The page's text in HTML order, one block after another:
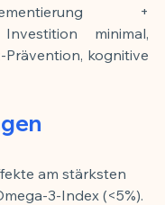
+
minimal,
kognitive
am stärksten
3-Index (<5%).